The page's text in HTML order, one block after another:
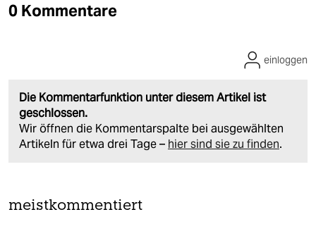
0 Kommentare
Die Kommentarfunktion unter diesem Artikel ist
geschlossen.
Wir öffnen die Kommentarspalte bei ausgewählten
Artikeln für etwa drei Tage – hier sind sie zu finden.
einloggen
meistkommentiert